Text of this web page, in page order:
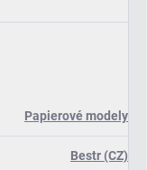
Papierové modely
Bestr (CZ)